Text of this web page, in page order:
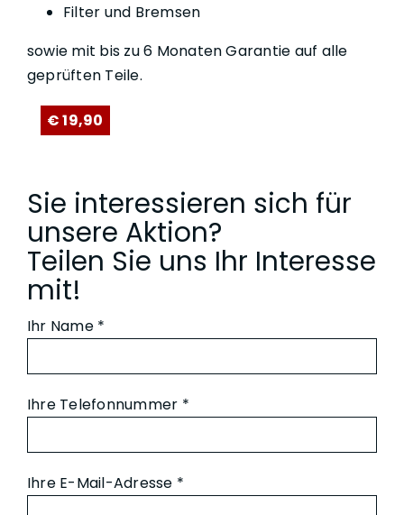
Filter und Bremsen
sowie mit bis zu 6 Monaten Garantie auf alle
geprüften Teile.
€ 19,90
Sie interessieren sich für
unsere Aktion?
Teilen Sie uns Ihr Interesse
mit!
Ihr Name *
Ihre Telefonnummer *
Ihre E-Mail-Adresse *